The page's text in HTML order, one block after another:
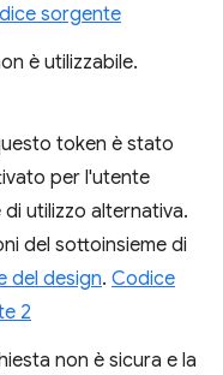
sorgente
è utilizzabile.
token è stato
per l'utente
utilizzo alternativa.
del sottoinsieme di
del design. Codice
2
non è sicura e la